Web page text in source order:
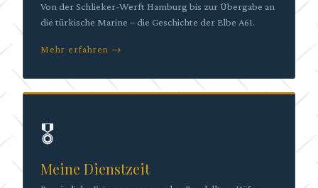
Von der Schlieker-Werft Hamburg bis zur Übergabe an
die türkische Marine – die Geschichte der Elbe A61.
Mehr erfahren →
🎖
Meine Dienstzeit